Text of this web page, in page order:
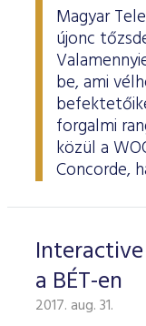
Magyar
újonc
be, ami
forgalmi
közül a
Concorde,
a BÉT-en
2017. aug. 31.